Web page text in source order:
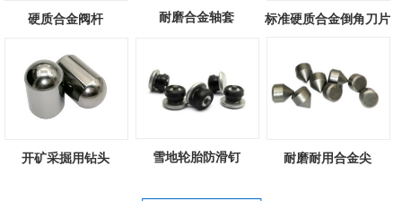
硬质合金阀杆 耐磨合金轴套 标准硬质合金倒角刀片
开矿采掘用钻头 雪地轮胎防滑钉 耐磨耐用合金尖